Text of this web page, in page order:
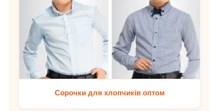
Сорочки для хлопчиків оптом